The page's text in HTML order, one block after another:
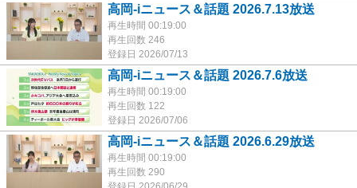
高岡-iニュース＆話題 2026.7.13放送
再生時間 00:19:00
再生回数 246
登録日 2026/07/13
高岡-iニュース＆話題 2026.7.6放送
再生時間 00:19:00
再生回数 122
登録日 2026/07/06
高岡-iニュース＆話題 2026.6.29放送
再生時間 00:19:00
再生回数 290